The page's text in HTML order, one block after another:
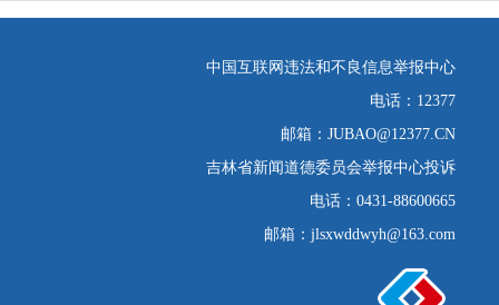
中国互联网违法和不良信息举报中心
电话：12377
邮箱：JUBAO@12377.CN
吉林省新闻道德委员会举报中心投诉
电话：0431-88600665
邮箱：jlsxwddwyh@163.com